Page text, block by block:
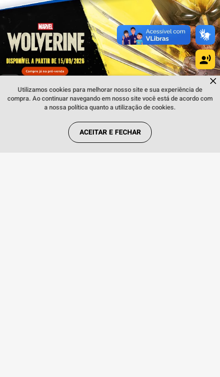
Fale comigo clicando aqui
Utilizamos cookies para melhorar nosso site e sua experiência de
compra. Ao continuar navegando em nosso site você está de acordo com
a nossa política quanto a utilização de cookies.
ACEITAR E FECHAR